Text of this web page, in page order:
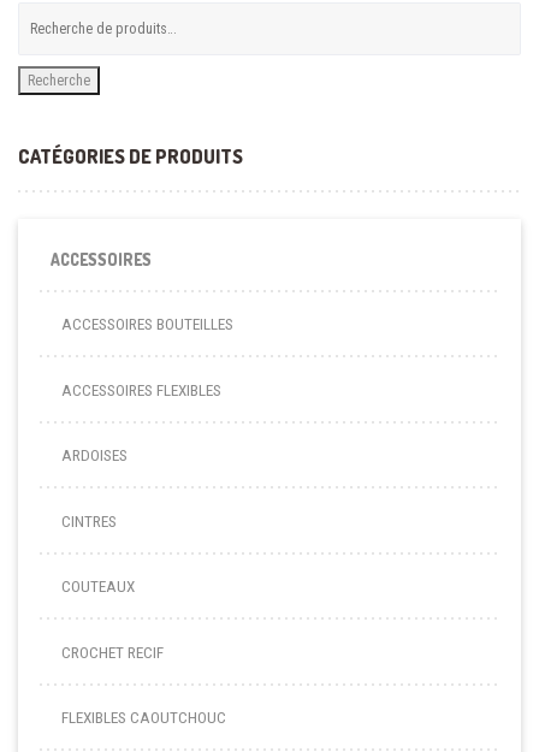
Recherche
CATÉGORIES DE PRODUITS
ACCESSOIRES
ACCESSOIRES BOUTEILLES
ACCESSOIRES FLEXIBLES
ARDOISES
CINTRES
COUTEAUX
CROCHET RECIF
FLEXIBLES CAOUTCHOUC